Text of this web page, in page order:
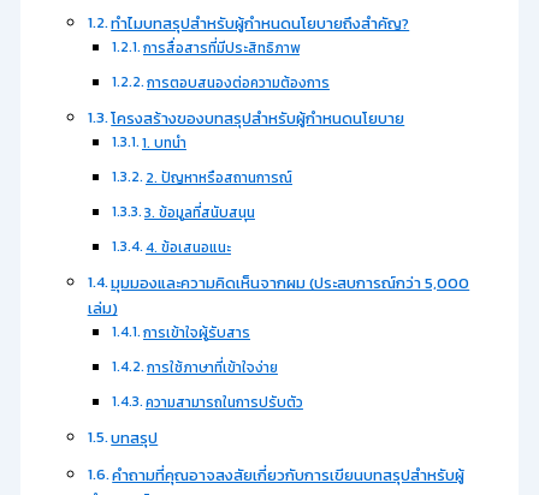
ทำไมบทสรุปสำหรับผู้กำหนดนโยบายถึงสำคัญ?
การสื่อสารที่มีประสิทธิภาพ
การตอบสนองต่อความต้องการ
โครงสร้างของบทสรุปสำหรับผู้กำหนดนโยบาย
1. บทนำ
2. ปัญหาหรือสถานการณ์
3. ข้อมูลที่สนับสนุน
4. ข้อเสนอแนะ
มุมมองและความคิดเห็นจากผม (ประสบการณ์กว่า 5,000
เล่ม)
การเข้าใจผู้รับสาร
การใช้ภาษาที่เข้าใจง่าย
ความสามารถในการปรับตัว
บทสรุป
คำถามที่คุณอาจสงสัยเกี่ยวกับการเขียนบทสรุปสำหรับผู้